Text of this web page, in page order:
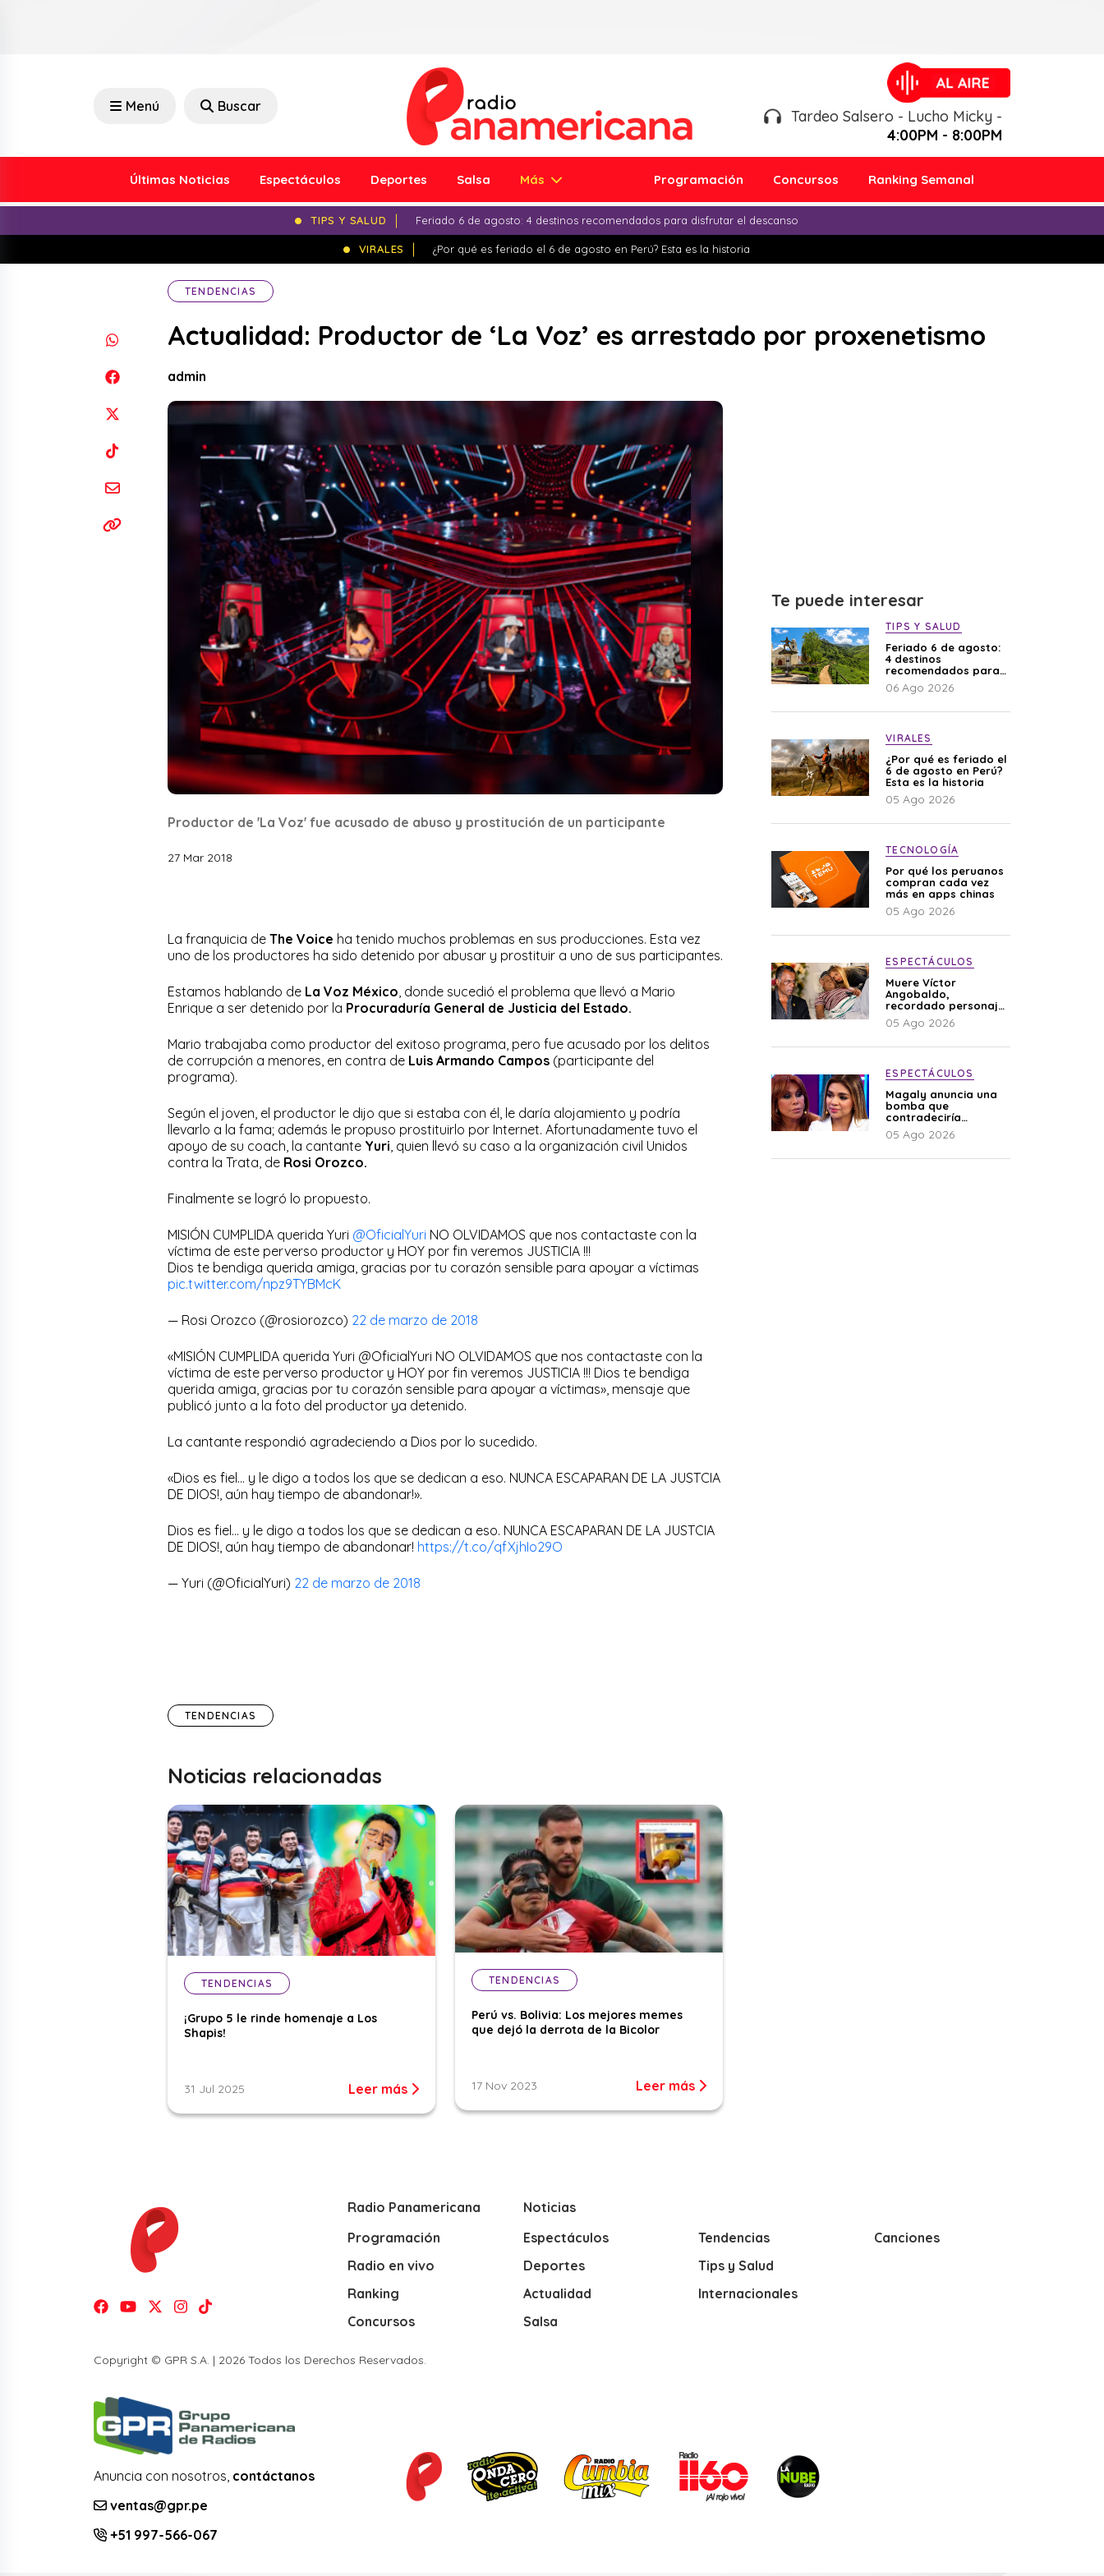
Menú Buscar
Tardeo Salsero - Lucho Micky -
4:00PM - 8:00PM
Últimas Noticias Espectáculos Deportes Salsa Más Programación Concursos Ranking Semanal
TIPS Y SALUD Feriado 6 de agosto: 4 destinos recomendados para disfrutar el descanso
VIRALES ¿Por qué es feriado el 6 de agosto en Perú? Esta es la historia
TENDENCIAS
Actualidad: Productor de ‘La Voz’ es arrestado por proxenetismo
admin
Productor de 'La Voz' fue acusado de abuso y prostitución de un participante
27 Mar 2018
La franquicia de The Voice ha tenido muchos problemas en sus producciones. Esta vez
uno de los productores ha sido detenido por abusar y prostituir a uno de sus participantes.
Estamos hablando de La Voz México , donde sucedió el problema que llevó a Mario
Enrique a ser detenido por la Procuraduría General de Justicia del Estado.
Mario trabajaba como productor del exitoso programa, pero fue acusado por los delitos
de corrupción a menores, en contra de Luis Armando Campos (participante del
programa).
Según el joven, el productor le dijo que si estaba con él, le daría alojamiento y podría
llevarlo a la fama; además le propuso prostituirlo por Internet. Afortunadamente tuvo el
apoyo de su coach, la cantante Yuri , quien llevó su caso a la organización civil Unidos
contra la Trata, de Rosi Orozco.
Finalmente se logró lo propuesto.
MISIÓN CUMPLIDA querida Yuri @OficialYuri NO OLVIDAMOS que nos contactaste con la
víctima de este perverso productor y HOY por fin veremos JUSTICIA !!!
Dios te bendiga querida amiga, gracias por tu corazón sensible para apoyar a víctimas
pic.twitter.com/npz9TYBMcK
— Rosi Orozco (@rosiorozco) 22 de marzo de 2018
«MISIÓN CUMPLIDA querida Yuri @OficialYuri NO OLVIDAMOS que nos contactaste con la
víctima de este perverso productor y HOY por fin veremos JUSTICIA !!! Dios te bendiga
querida amiga, gracias por tu corazón sensible para apoyar a víctimas», mensaje que
publicó junto a la foto del productor ya detenido.
La cantante respondió agradeciendo a Dios por lo sucedido.
«Dios es fiel… y le digo a todos los que se dedican a eso. NUNCA ESCAPARAN DE LA JUSTCIA
DE DIOS!, aún hay tiempo de abandonar!».
Dios es fiel… y le digo a todos los que se dedican a eso. NUNCA ESCAPARAN DE LA JUSTCIA
DE DIOS!, aún hay tiempo de abandonar! https://t.co/qfXjhIo29O
— Yuri (@OficialYuri) 22 de marzo de 2018
TENDENCIAS
Noticias relacionadas
TENDENCIAS
¡Grupo 5 le rinde homenaje a Los
Shapis!
31 Jul 2025 Leer más
TENDENCIAS
Perú vs. Bolivia: Los mejores memes
que dejó la derrota de la Bicolor
17 Nov 2023 Leer más
Te puede interesar
TIPS Y SALUD
Feriado 6 de agosto:
4 destinos
recomendados para
disfrutar el descanso
06 Ago 2026
VIRALES
¿Por qué es feriado el
6 de agosto en Perú?
Esta es la historia
05 Ago 2026
TECNOLOGÍA
Por qué los peruanos
compran cada vez
más en apps chinas
05 Ago 2026
ESPECTÁCULOS
Muere Víctor
Angobaldo,
recordado personaje
de la farándula y
expareja de Shirley
05 Ago 2026
ESPECTÁCULOS
Magaly anuncia una
bomba que
contradeciría
comunicado de La
Bella Luz: “Hay un
05 Ago 2026
Radio Panamericana
Programación
Radio en vivo
Ranking
Concursos
Noticias
Espectáculos
Deportes
Actualidad
Salsa
Tendencias
Tips y Salud
Internacionales
Canciones
Copyright © GPR S.A. | 2026 Todos los Derechos Reservados.
Anuncia con nosotros, contáctanos
ventas@gpr.pe
+51 997-566-067